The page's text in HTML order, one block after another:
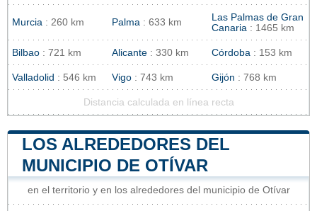
Murcia : 260 km Palma : 633 km
Las Palmas de Gran
Canaria : 1465 km
Bilbao : 721 km Alicante : 330 km Córdoba : 153 km
Valladolid : 546 km Vigo : 743 km Gijón : 768 km
Distancia calculada en línea recta
LOS ALREDEDORES DEL
MUNICIPIO DE OTÍVAR
en el territorio y en los alrededores del municipio de Otívar